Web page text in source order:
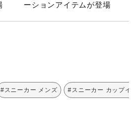
#スニーカー メンズ #スニーカー カップイ